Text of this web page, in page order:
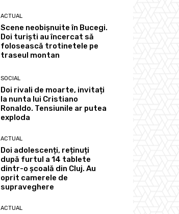
ACTUAL
Scene neobișnuite în Bucegi.
Doi turiști au încercat să
folosească trotinetele pe
traseul montan
SOCIAL
Doi rivali de moarte, invitați
la nunta lui Cristiano
Ronaldo. Tensiunile ar putea
exploda
ACTUAL
Doi adolescenți, reținuți
după furtul a 14 tablete
dintr-o școală din Cluj. Au
oprit camerele de
supraveghere
ACTUAL